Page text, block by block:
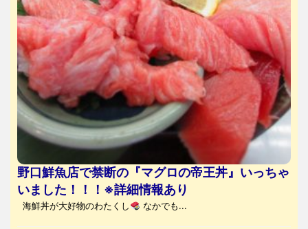
野口鮮魚店で禁断の『マグロの帝王丼』いっちゃ
いました！！！※詳細情報あり
海鮮丼が大好物のわたくし なかでも...